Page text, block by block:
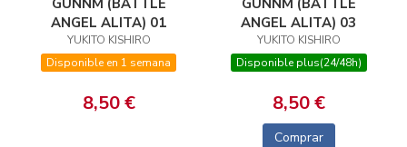
ANGEL ALITA) 01
YUKITO KISHIRO
Disponible en 1 semana
8,50 €
ANGEL ALITA) 03
YUKITO KISHIRO
Disponible plus(24/48h)
8,50 €
Comprar